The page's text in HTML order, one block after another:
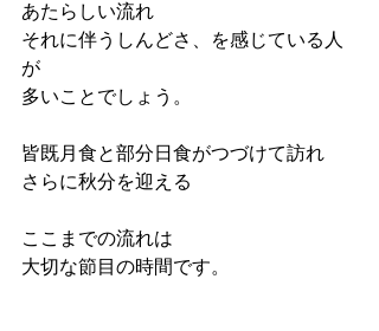
あたらしい流れ
それに伴うしんどさ、を感じている人
が
多いことでしょう。
皆既月食と部分日食がつづけて訪れ
さらに秋分を迎える
ここまでの流れは
大切な節目の時間です。